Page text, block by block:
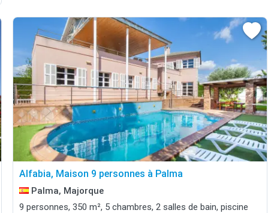
Alfabia, Maison 9 personnes à Palma
Palma, Majorque
9 personnes, 350 m², 5 chambres, 2 salles de bain, piscine